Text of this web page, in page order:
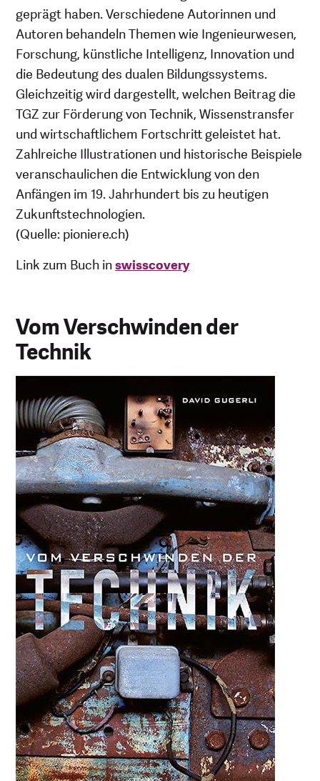
geprägt haben. Verschiedene Autorinnen und
Autoren behandeln Themen wie Ingenieurwesen,
Forschung, künstliche Intelligenz, Innovation und
die Bedeutung des dualen Bildungssystems.
Gleichzeitig wird dargestellt, welchen Beitrag die
TGZ zur Förderung von Technik, Wissenstransfer
und wirtschaftlichem Fortschritt geleistet hat.
Zahlreiche Illustrationen und historische Beispiele
veranschaulichen die Entwicklung von den
Anfängen im 19. Jahrhundert bis zu heutigen
Zukunftstechnologien.
(Quelle: pioniere.ch)
Link zum Buch inswisscovery
Vom Verschwinden der
Technik